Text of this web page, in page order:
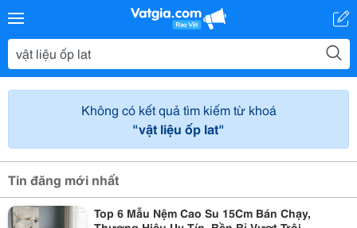
Không có kết quả tìm kiếm từ khoá
"vật liệu ốp lat"
Tin đăng mới nhất
Top 6 Mẫu Nệm Cao Su 15Cm Bán Chạy,